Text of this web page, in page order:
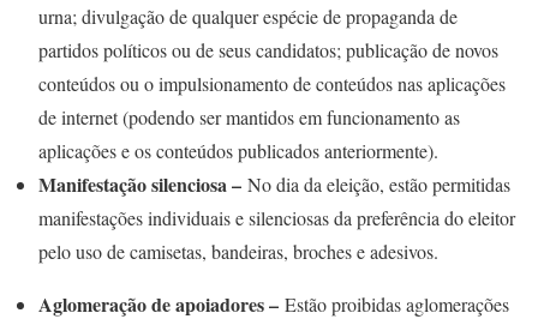
urna; divulgação de qualquer espécie de propaganda de
partidos políticos ou de seus candidatos; publicação de novos
conteúdos ou o impulsionamento de conteúdos nas aplicações
de internet (podendo ser mantidos em funcionamento as
aplicações e os conteúdos publicados anteriormente).
Manifestação silenciosa – No dia da eleição, estão permitidas
manifestações individuais e silenciosas da preferência do eleitor
pelo uso de camisetas, bandeiras, broches e adesivos.
Aglomeração de apoiadores – Estão proibidas aglomerações